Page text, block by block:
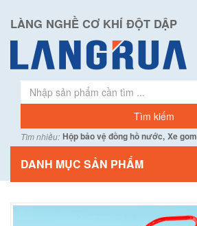
LÀNG NGHỀ CƠ KHÍ ĐỘT DẬP
Tìm nhiều: Hộp bảo vệ đồng hồ nước, Xe
DANH MỤC SẢN PHẨM